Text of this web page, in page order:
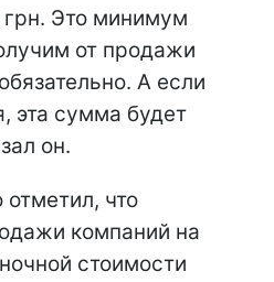
Это минимум
от продажи
А если
эта сумма будет
он.
что
компаний на
стоимости